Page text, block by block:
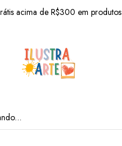
acima de R$300 em produtos
acima de R$300 em produtos
com o cupom: BEMVINDO